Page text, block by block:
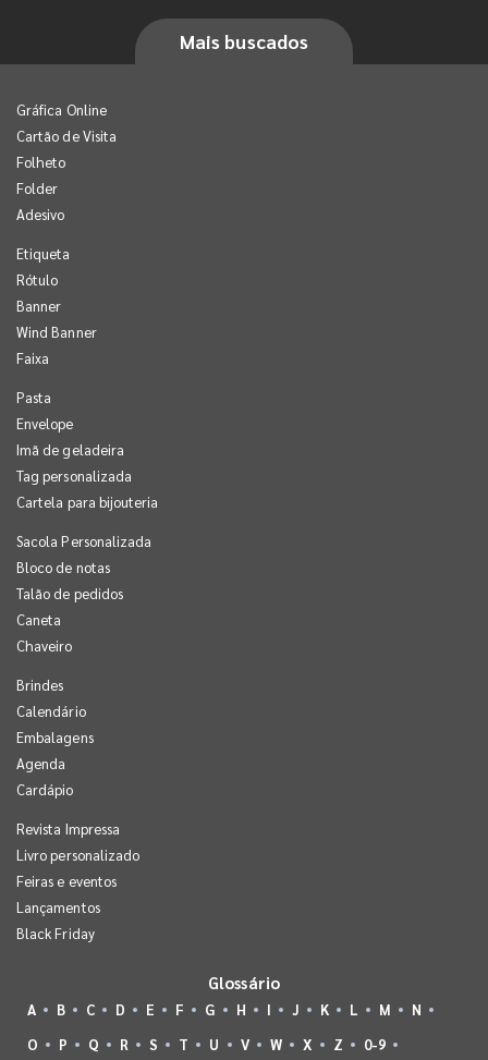
Mais buscados
Gráfica Online
Cartão de Visita
Folheto
Folder
Adesivo
Etiqueta
Rótulo
Banner
Wind Banner
Faixa
Pasta
Envelope
Imã de geladeira
Tag personalizada
Cartela para bijouteria
Sacola Personalizada
Bloco de notas
Talão de pedidos
Caneta
Chaveiro
Brindes
Calendário
Embalagens
Agenda
Cardápio
Revista Impressa
Livro personalizado
Feiras e eventos
Lançamentos
Black Friday
Glossário
A B C D E F G H I J K L M
N
O
P Q R S T U V W X Z 0-9